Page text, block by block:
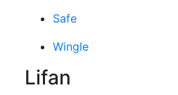
Safe
Wingle
Lifan